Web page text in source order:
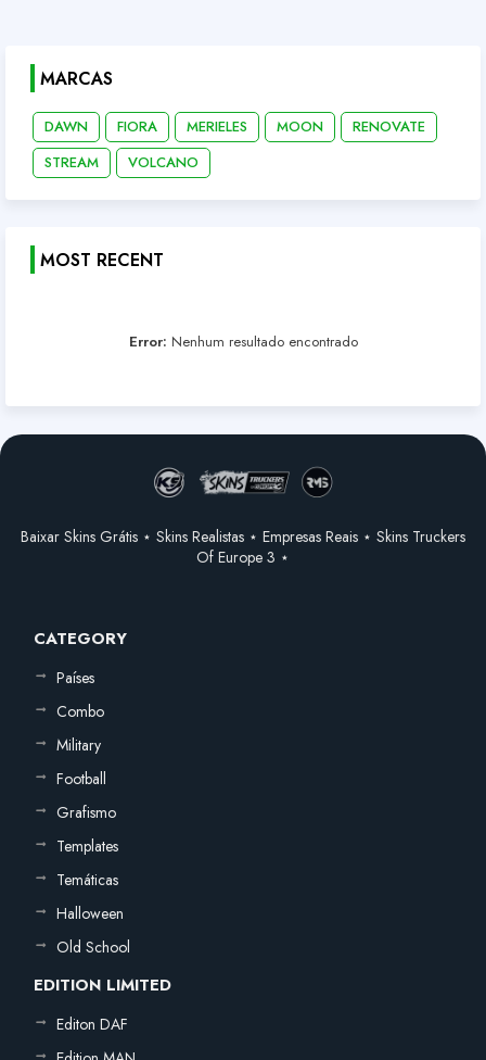
MARCAS
DAWN FIORA MERIELES MOON
RENOVATE
STREAM
VOLCANO
MOST RECENT
Error: Nenhum resultado encontrado
Baixar Skins Grátis ⋆ Skins Realistas ⋆ Empresas Reais ⋆ Skins Truckers
Of Europe 3 ⋆
CATEGORY
Países
Combo
Military
Football
Grafismo
Templates
Temáticas
Halloween
Old School
EDITION LIMITED
Editon DAF